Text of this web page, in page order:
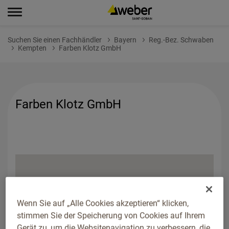
Suchen Sie einen Fachhändler Bayern
Reg.-Bez. Schwaben
Kempten
Farben Klotz GmbH
Farben Klotz GmbH
Wenn Sie auf „Alle Cookies akzeptieren“ klicken,
stimmen Sie der Speicherung von Cookies auf Ihrem